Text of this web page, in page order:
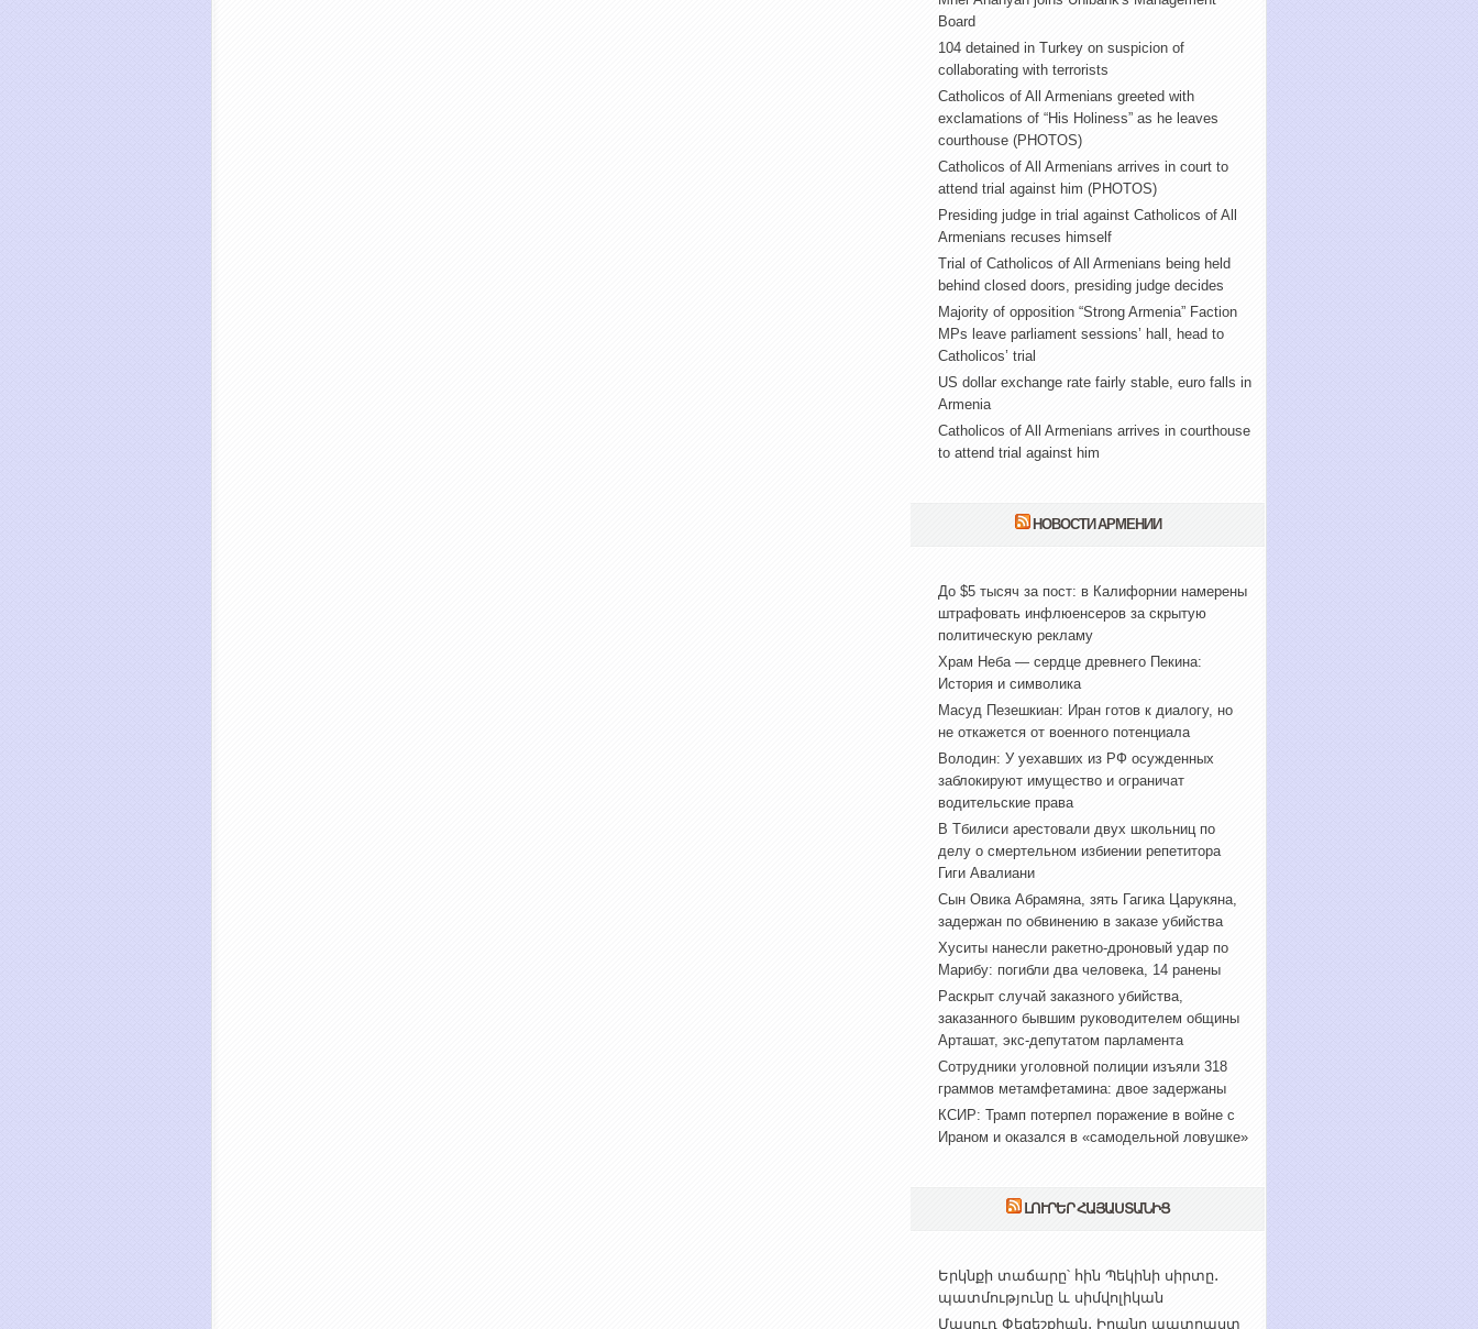
Board
104 detained in Turkey on suspicion of
collaborating with terrorists
Catholicos of All Armenians greeted with
exclamations of “His Holiness” as he leaves
courthouse (PHOTOS)
Catholicos of All Armenians arrives in court to
attend trial against him (PHOTOS)
Presiding judge in trial against Catholicos of All
Armenians recuses himself
Trial of Catholicos of All Armenians being held
behind closed doors, presiding judge decides
Majority of opposition “Strong Armenia” Faction
MPs leave parliament sessions’ hall, head to
Catholicos’ trial
US dollar exchange rate fairly stable, euro falls in
Armenia
Catholicos of All Armenians arrives in courthouse
to attend trial against him
НОВОСТИ АРМЕНИИ
До $5 тысяч за пост: в Калифорнии намерены
штрафовать инфлюенсеров за скрытую
политическую рекламу
Храм Неба — сердце древнего Пекина:
История и символика
Масуд Пезешкиан: Иран готов к диалогу, но
не откажется от военного потенциала
Володин: У уехавших из РФ осужденных
заблокируют имущество и ограничат
водительские права
В Тбилиси арестовали двух школьниц по
делу о смертельном избиении репетитора
Гиги Авалиани
Сын Овика Абрамяна, зять Гагика Царукяна,
задержан по обвинению в заказе убийства
Хуситы нанесли ракетно-дроновый удар по
Марибу: погибли два человека, 14 ранены
Раскрыт случай заказного убийства,
заказанного бывшим руководителем общины
Арташат, экс-депутатом парламента
Сотрудники уголовной полиции изъяли 318
граммов метамфетамина: двое задержаны
КСИР: Трамп потерпел поражение в войне с
Ираном и оказался в «самодельной ловушке»
ԼՈՒՐԵՐ ՀԱՅԱՍՏԱՆԻՑ
Երկնքի տաճարը՝ հին Պեկինի սիրտը․
պատմությունը և սիմվոլիկան
Մասուդ Փեզեշքիան․ Իրանը պատրաստ